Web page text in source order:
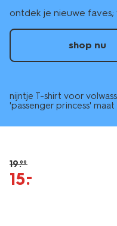
ontdek je nieuwe
shop nu
nijntje T-shirt voor
'passenger princess' maat
19.99
15.
–